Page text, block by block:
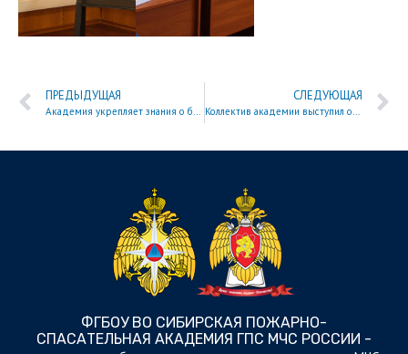
ПРЕДЫДУЩАЯ
Академия укрепляет знания о безопасности
СЛЕДУЮЩАЯ
Коллектив академии выступил организатором международной олимпиады
ФГБОУ ВО СИБИРСКАЯ ПОЖАРНО-
СПАСАТЕЛЬНАЯ АКАДЕМИЯ ГПС МЧС РОССИИ -